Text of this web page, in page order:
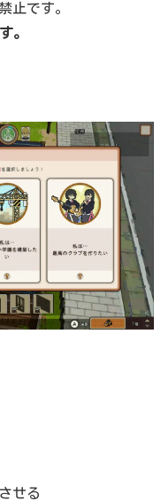
止です。
。
せる